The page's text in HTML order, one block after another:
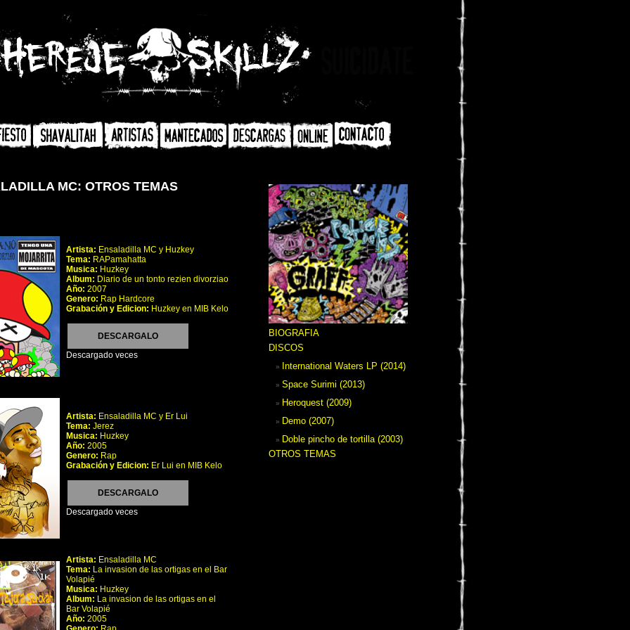
MC: OTROS TEMAS
Artista: Ensaladilla MC y Huzkey
Tema: RAPamahatta
Musica: Huzkey
Album: Diario de un tonto rezien divorziao
Año: 2007
Genero: Rap Hardcore
Grabación y Edicion: Huzkey en MIB Kelo
DESCARGALO
Descargado veces
Artista: Ensaladilla MC y Er Lui
Tema: Jerez
Musica: Huzkey
Año: 2005
Genero: Rap
Grabación y Edicion: Er Lui en MIB Kelo
DESCARGALO
Descargado veces
Artista: Ensaladilla MC
Tema: La invasion de las ortigas en el Bar
Volapié
Musica: Huzkey
Album: La invasion de las ortigas en el
Bar Volapié
Año: 2005
BIOGRAFIA
DISCOS
International Waters LP (2014)
Space Surimi (2013)
Heroquest (2009)
Demo (2007)
Doble pincho de tortilla (2003)
OTROS TEMAS